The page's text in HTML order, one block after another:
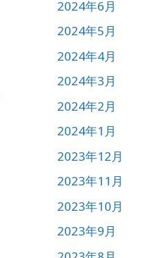
2024年6月
2024年5月
2024年4月
2024年3月
2024年2月
2024年1月
2023年12月
2023年11月
2023年10月
2023年9月